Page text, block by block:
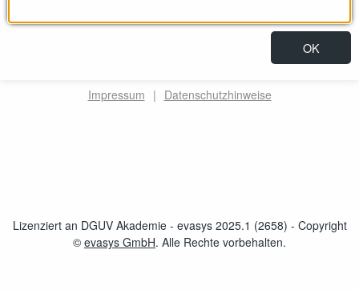
Impressum | Datenschutzhinweise
Lizenziert an DGUV Akademie - evasys 2025.1 (2658) - Copyright
© evasys GmbHöffnet im neuen Fenster
. Alle Rechte vorbehalten.